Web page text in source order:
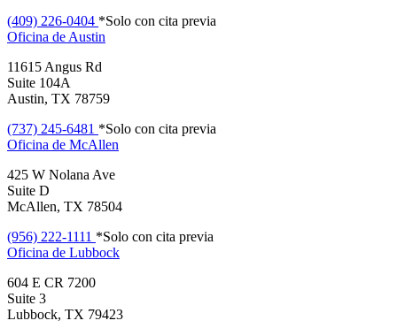
(409) 226-0404 *Solo con cita previa
Oficina de Austin
11615 Angus Rd
Suite 104A
Austin, TX 78759
(737) 245-6481 *Solo con cita previa
Oficina de McAllen
425 W Nolana Ave
Suite D
McAllen, TX 78504
(956) 222-1111 *Solo con cita previa
Oficina de Lubbock
604 E CR 7200
Suite 3
Lubbock, TX 79423